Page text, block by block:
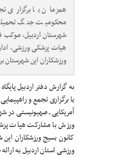
همزمان با برگزاری
محکومیت جنگ
شهرستان اردبیل،
هیات پزشکی ورزشی،
ورزشکاران این شهرستان
به گزارش دفتر اردبیل
با برگزاری تجمع و
آمریکایی ـ صهیونیستی در
ورزش با مشارکت هیات
کانون بسیج ورزشکاران
ورزشی استان اردبیل به